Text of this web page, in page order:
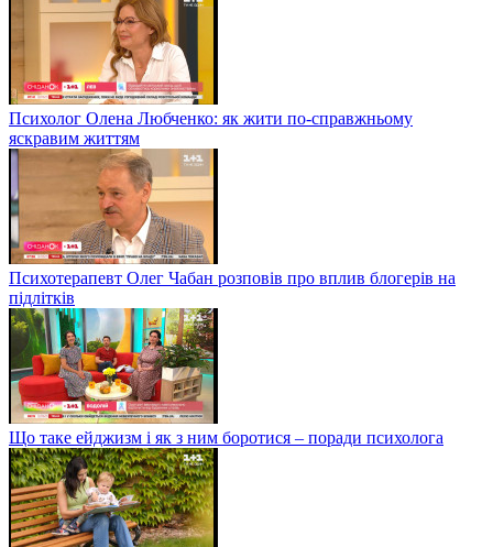
Психолог Олена Любченко: як жити по-справжньому
яскравим життям
Психотерапевт Олег Чабан розповів про вплив блогерів на
підлітків
Що таке ейджизм і як з ним боротися – поради психолога